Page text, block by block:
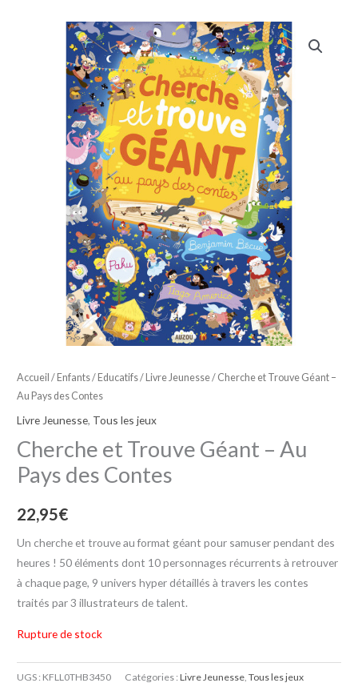
Accueil / Enfants / Educatifs/ Livre Jeunesse/ Cherche et Trouve Géant –
Au Pays des Contes
Livre Jeunesse, Tous les jeux
Cherche et Trouve Géant – Au
Pays des Contes
22,95€
Un cherche et trouve au format géant pour samuser pendant des
heures ! 50 éléments dont 10 personnages récurrents à retrouver
à chaque page, 9 univers hyper détaillés à travers les contes
traités par 3 illustrateurs de talent.
Rupture de stock
UGS : KFLL0THB3450 Catégories :Livre Jeunesse ,Tous les jeux